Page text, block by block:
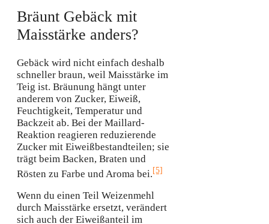
Bräunt Gebäck mit
Maisstärke anders?
Gebäck wird nicht einfach deshalb
schneller braun, weil Maisstärke im
Teig ist. Bräunung hängt unter
anderem von Zucker, Eiweiß,
Feuchtigkeit, Temperatur und
Backzeit ab. Bei der Maillard-
Reaktion reagieren reduzierende
Zucker mit Eiweißbestandteilen; sie
trägt beim Backen, Braten und
Rösten zu Farbe und Aroma bei.[5]
Wenn du einen Teil Weizenmehl
durch Maisstärke ersetzt, verändert
sich auch der Eiweißanteil im